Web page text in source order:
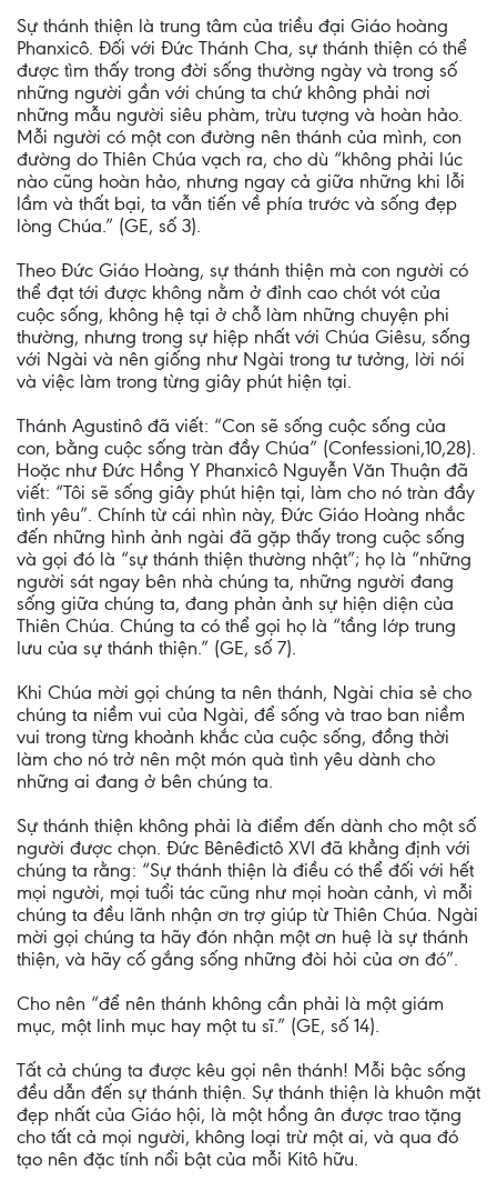
Sự thánh thiện là trung tâm của triều đại Giáo hoàng
Phanxicô. Đối với Đức Thánh Cha, sự thánh thiện có thể
được tìm thấy trong đời sống thường ngày và trong số
những người gần với chúng ta chứ không phải nơi
những mẫu người siêu phàm, trừu tượng và hoàn hảo.
Mỗi người có một con đường nên thánh của mình, con
đường do Thiên Chúa vạch ra, cho dù “không phải lúc
nào cũng hoàn hảo, nhưng ngay cả giữa những khi lỗi
lầm và thất bại, ta vẫn tiến về phía trước và sống đẹp
lòng Chúa.” (GE, số 3).
Theo Đức Giáo Hoàng, sự thánh thiện mà con người có
thể đạt tới được không nằm ở đỉnh cao chót vót của
cuộc sống, không hệ tại ở chỗ làm những chuyện phi
thường, nhưng trong sự hiệp nhất với Chúa Giêsu, sống
với Ngài và nên giống như Ngài trong tư tưởng, lời nói
và việc làm trong từng giây phút hiện tại.
Thánh Agustinô đã viết: “Con sẽ sống cuộc sống của
con, bằng cuộc sống tràn đầy Chúa” (Confessioni,10,28).
Hoặc như Đức Hồng Y Phanxicô Nguyễn Văn Thuận đã
viết: “Tôi sẽ sống giây phút hiện tại, làm cho nó tràn đầy
tình yêu”. Chính từ cái nhìn này, Đức Giáo Hoàng nhắc
đến những hình ảnh ngài đã gặp thấy trong cuộc sống
và gọi đó là “sự thánh thiện thường nhật”; họ là “những
người sát ngay bên nhà chúng ta, những người đang
sống giữa chúng ta, đang phản ảnh sự hiện diện của
Thiên Chúa. Chúng ta có thể gọi họ là “tầng lớp trung
lưu của sự thánh thiện.” (GE, số 7).
Khi Chúa mời gọi chúng ta nên thánh, Ngài chia sẻ cho
chúng ta niềm vui của Ngài, để sống và trao ban niềm
vui trong từng khoảnh khắc của cuộc sống, đồng thời
làm cho nó trở nên một món quà tình yêu dành cho
những ai đang ở bên chúng ta.
Sự thánh thiện không phải là điểm đến dành cho một số
người được chọn. Đức Bênêđictô XVI đã khẳng định với
chúng ta rằng: “Sự thánh thiện là điều có thể đối với hết
mọi người, mọi tuổi tác cũng như mọi hoàn cảnh, vì mỗi
chúng ta đều lãnh nhận ơn trợ giúp từ Thiên Chúa. Ngài
mời gọi chúng ta hãy đón nhận một ơn huệ là sự thánh
thiện, và hãy cố gắng sống những đòi hỏi của ơn đó”.
Cho nên “để nên thánh không cần phải là một giám
mục, một linh mục hay một tu sĩ.” (GE, số 14).
Tất cả chúng ta được kêu gọi nên thánh! Mỗi bậc sống
đều dẫn đến sự thánh thiện. Sự thánh thiện là khuôn mặt
đẹp nhất của Giáo hội, là một hồng ân được trao tặng
cho tất cả mọi người, không loại trừ một ai, và qua đó
tạo nên đặc tính nổi bật của mỗi Kitô hữu.